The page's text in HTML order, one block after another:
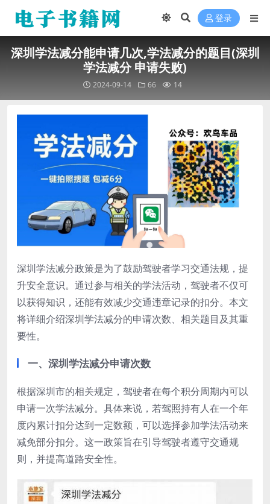
登录
深圳学法减分能申请几次,学法减分的题目(深圳
学法减分 申请失败)
2024-09-14 66 14
深圳学法减分政策是为了鼓励驾驶者学习交通法规，提
升安全意识。通过参与相关的学法活动，驾驶者不仅可
以获得知识，还能有效减少交通违章记录的扣分。本文
将详细介绍深圳学法减分的申请次数、相关题目及其重
要性。
一、深圳学法减分申请次数
根据深圳市的相关规定，驾驶者在每个积分周期内可以
申请一次学法减分。具体来说，若驾照持有人在一个年
度内累计扣分达到一定数额，可以选择参加学法活动来
减免部分扣分。这一政策旨在引导驾驶者遵守交通规
则，并提高道路安全性。